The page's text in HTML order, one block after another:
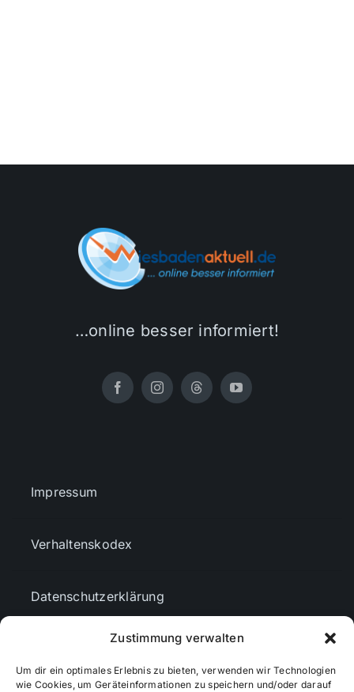
Zustimmung verwalten
Um dir ein optimales Erlebnis zu bieten, verwenden wir Technologien
wie Cookies, um Geräteinformationen zu speichern und/oder darauf
…online besser informiert!
Impressum
Verhaltenskodex
Datenschutzerklärung